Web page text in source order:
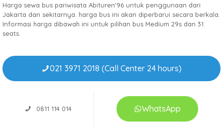
Harga sewa bus pariwisata Abituren'96 untuk penggunaan dari
Jakarta dan sekitarnya. harga bus ini akan diperbarui secara berkala.
Informasi harga dibawah ini untuk pilihan bus Medium 29s dan 31
seats.
021 3971 2018 (Call Center 24 hours)
0811 114 014 WhatsApp